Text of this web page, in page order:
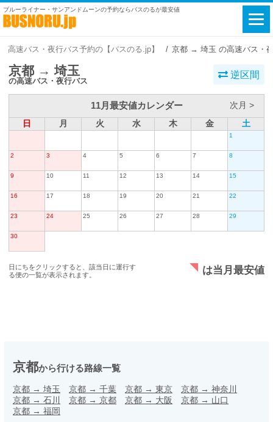
ブルーライナー・サンアンドムーンの予約ならバスのるが最安値
高速バス・夜行バス予約の【バスのる.jp】 京都 → 埼玉 の高速バス・
京都 → 埼玉
の高速バス・夜行バス
逆区間
11月最安値カレンダー
次月 >
日
月 火 水 木 金 土
1
2 3 4 5 6 7 8
9 10 11 12 13 14 15
16 17 18 19 20 21 22
23 24 25 26 27 28 29
30
日にちをクリックすると、該当日に運行す
る便の一覧が表示されます。
は当月最安値
京都から行ける路線一覧
京都 → 埼玉 京都 → 千葉 京都 → 東京 京都 → 神奈川
京都 → 石川 京都 → 京都 京都 → 大阪 京都 → 山口
京都 → 福岡